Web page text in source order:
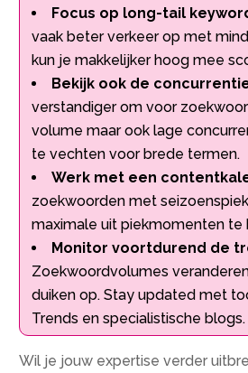
Focus op long-tail
vaak beter verkeer op met
kun je makkelijker hoog mee
Bekijk ook de
verstandiger om voor
volume maar ook lage
te vechten voor brede termen.
Werk met een
zoekwoorden met
maximale uit piekmomenten te
Monitor voortdurend de
Zoekwoordvolumes
duiken op. Stay updated met
Trends en specialistische blogs.
Wil je jouw expertise verder